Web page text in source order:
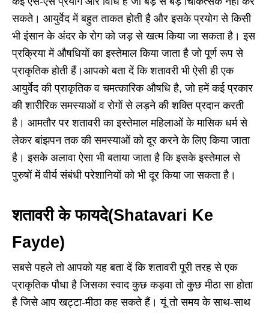
सकते। आयुर्वेद में बहुत ताकत होती है और इसके प्रयोग से किसी
भी इंसान के अंदर के रोग को जड़ से खत्म किया जा सकता है। इस
प्रक्रिया में औषधियों का इस्तेमाल किया जाता है जो पूर्ण रूप से
प्राकृतिक होती हैं।आपको बता दें कि शतावरी भी ऐसी ही एक
आयुर्वेद की प्राकृतिक व चमत्कारिक औषधि है, जो हमें कई प्रकार
की शारीरिक समस्‍याओं व रोगों से लड़ने की शक्ति प्रदान करती
है। आमतौर पर शतावरी का इस्तेमाल महिलाओं के मासिक धर्म से
लेकर बांझपन तक की समस्याओं को दूर करने के लिए किया जाता
है। इसके अलावा ऐसा भी बताया जाता है कि इसके इस्तेमाल से
पुरुषों में वीर्य संबंधी परेशानियों को भी दूर किया जा सकता है।
शतावरी के फायदे(Shatavari Ke
Fayde)
सबसे पहले तो आपको यह बता दें कि शतावरी पूरी तरह से एक
प्राकृतिक पौधा है जिसका स्वाद कुछ कड़वा तो कुछ मीठा सा होता
है जिसे आप खट्टा-मीठा कह सकते हैं। यूं तो समय के साथ-साथ